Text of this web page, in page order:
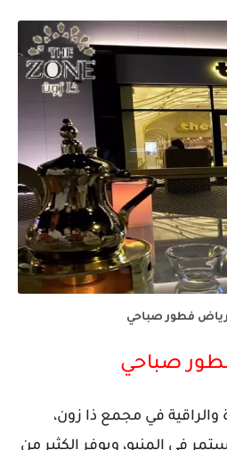
فطور صباحي
صباحي
والراقية في مجمع ذا زون،
في المنيو، ويوفر الكثير من